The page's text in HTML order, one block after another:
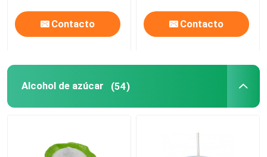
Geosintéticos
Contacto Contacto
Alcohol de azúcar (54)